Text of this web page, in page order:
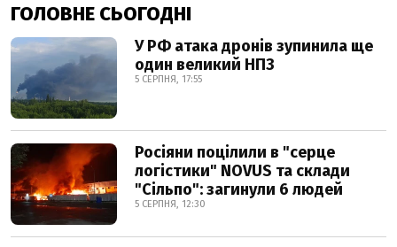
ГОЛОВНЕ СЬОГОДНІ
У РФ атака дронів зупинила ще
один великий НПЗ
5 СЕРПНЯ, 17:55
Росіяни поцілили в "серце
логістики" NOVUS та склади
"Сільпо": загинули 6 людей
5 СЕРПНЯ, 12:30